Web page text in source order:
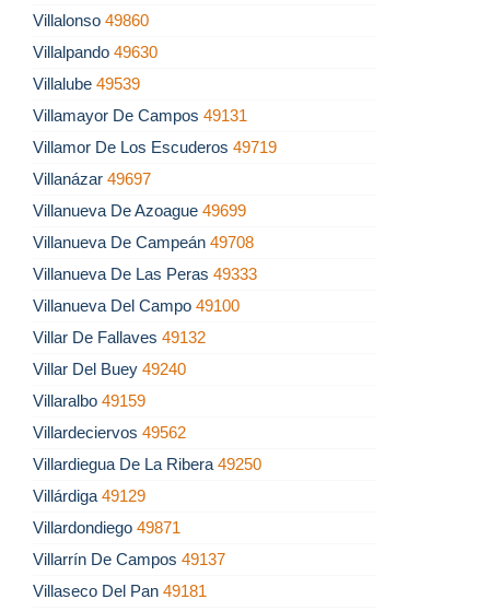
Villalonso 49860
Villalpando 49630
Villalube 49539
Villamayor De Campos 49131
Villamor De Los Escuderos 49719
Villanázar 49697
Villanueva De Azoague 49699
Villanueva De Campeán 49708
Villanueva De Las Peras 49333
Villanueva Del Campo 49100
Villar De Fallaves 49132
Villar Del Buey 49240
Villaralbo 49159
Villardeciervos 49562
Villardiegua De La Ribera 49250
Villárdiga 49129
Villardondiego 49871
Villarrín De Campos 49137
Villaseco Del Pan 49181